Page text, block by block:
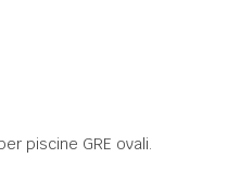
piscine GRE ovali.